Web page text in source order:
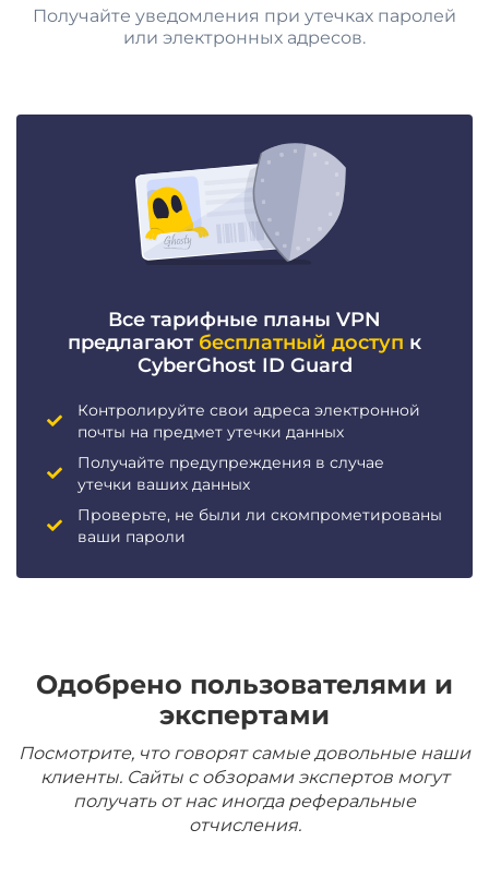
Получайте уведомления при утечках паролей
или электронных адресов.
Все тарифные планы VPN
предлагают бесплатный доступ к
CyberGhost ID Guard
Контролируйте свои адреса электронной
почты на предмет утечки данных
Получайте предупреждения в случае
утечки ваших данных
Проверьте, не были ли скомпрометированы
ваши пароли
Одобрено пользователями и
экспертами
Посмотрите, что говорят самые довольные наши
клиенты. Сайты с обзорами экспертов могут
получать от нас иногда реферальные
отчисления.